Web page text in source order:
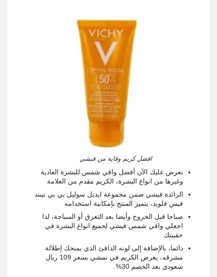
افضل كريم وقاية من فيشي
نعرض عليك الآن أفضل واقي شمس للبشرة العادية
وغيرها من انواع البشرة، الكريم مقدم من العلامة
الرائدة فيشي ضمن مجموعة ايديل سوليل بي بي تينتد
فيس فلويد، يتميز المنتج بإمكانية استخدامه
صباحا قبل الخروج وأيضا بعد التعرق أو السباحة، لذا
اجعلي واقي شمس فيشي لجميع انواع البشرة في
حقيبتك
دائما، بالإضافة إلى لونه الدافئ الذي يمنحك إطلالة
مشرقه، يعرض الكريم في نمشي بسعر 109 ريال
سعودي بعد الخصم 30%